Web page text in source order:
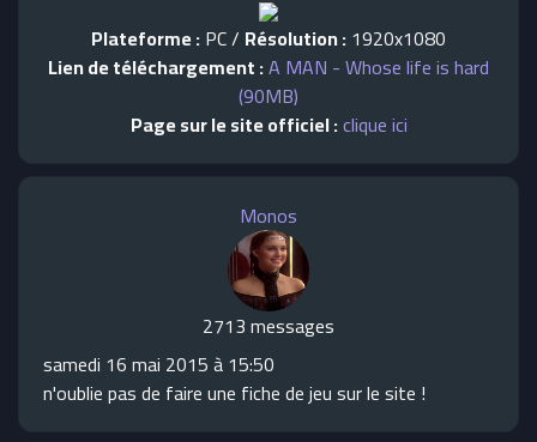
Plateforme :PC / Résolution :1920x1080
Lien de téléchargement :A MAN - Whose life is hard
(90MB)
Page sur le site officiel :clique ici
Monos
2713 messages
samedi 16 mai 2015 à 15:50
n'oublie pas de faire une fiche de jeu sur le site !